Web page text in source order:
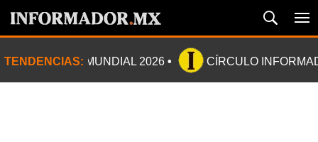
TENDENCIAS: MUNDIAL 2026 CÍRCULO